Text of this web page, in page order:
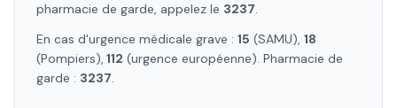
pharmacie de garde, appelez le 3237.
En cas d'urgence médicale grave : 15 (SAMU), 18
(Pompiers), 112 (urgence européenne). Pharmacie de
garde : 3237.